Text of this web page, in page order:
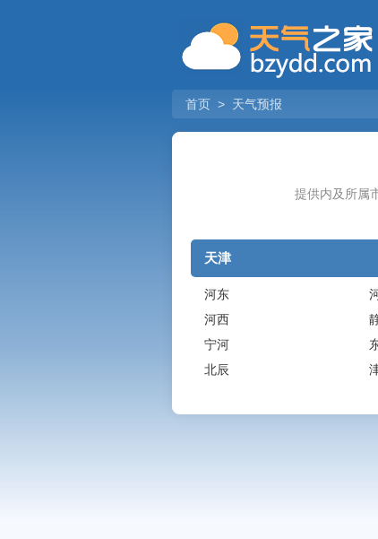
首页 > 天气预报
提供内及所属
天津
河东
河西
宁河
北辰